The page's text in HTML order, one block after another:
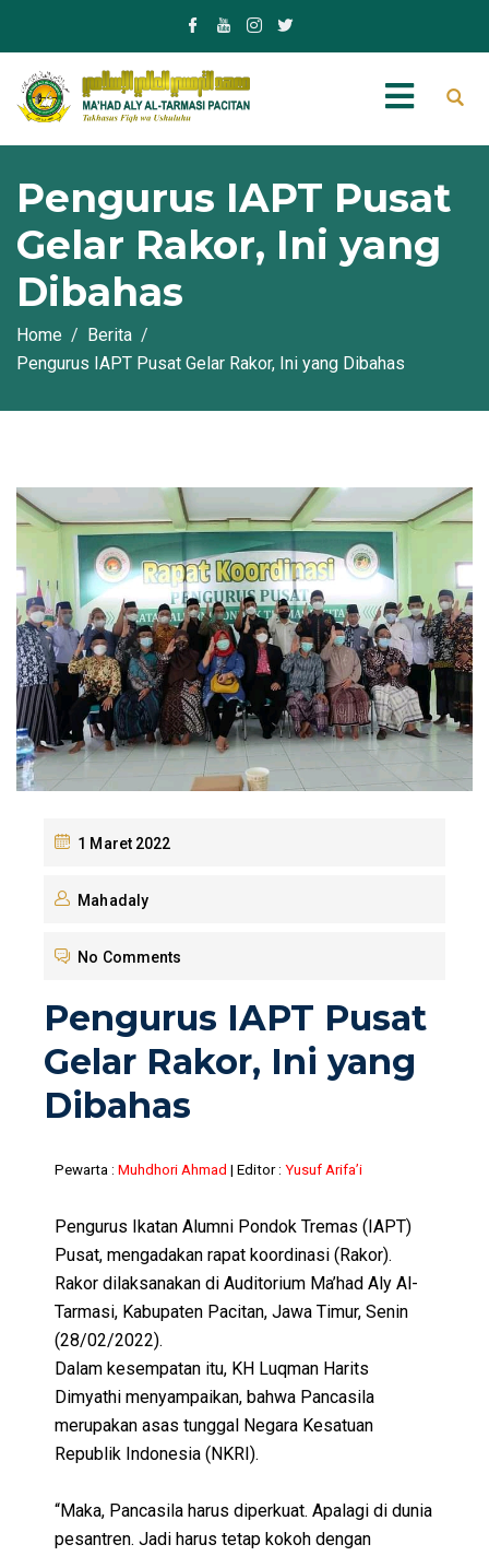
Pengurus IAPT Pusat
Gelar Rakor, Ini yang
Dibahas
Home
Berita
Pengurus IAPT Pusat Gelar Rakor, Ini yang Dibahas
1 Maret 2022
Mahadaly
No Comments
Pengurus IAPT Pusat
Gelar Rakor, Ini yang
Dibahas
Pewarta : Muhdhori Ahmad | Editor : Yusuf Arifa’i
Pengurus Ikatan Alumni Pondok Tremas (IAPT)
Pusat, mengadakan rapat koordinasi (Rakor).
Rakor dilaksanakan di Auditorium Ma’had Aly Al-
Tarmasi, Kabupaten Pacitan, Jawa Timur, Senin
(28/02/2022).
Dalam kesempatan itu, KH Luqman Harits
Dimyathi menyampaikan, bahwa Pancasila
merupakan asas tunggal Negara Kesatuan
Republik Indonesia (NKRI).
“Maka, Pancasila harus diperkuat. Apalagi di dunia
pesantren. Jadi harus tetap kokoh dengan